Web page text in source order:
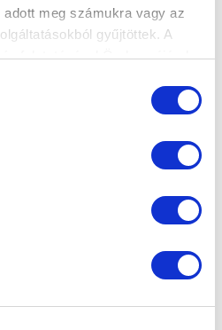
meg számukra vagy az
gyűjtöttek. A
folytatásával Ön hozzájárul a
A HÉTVÉGI